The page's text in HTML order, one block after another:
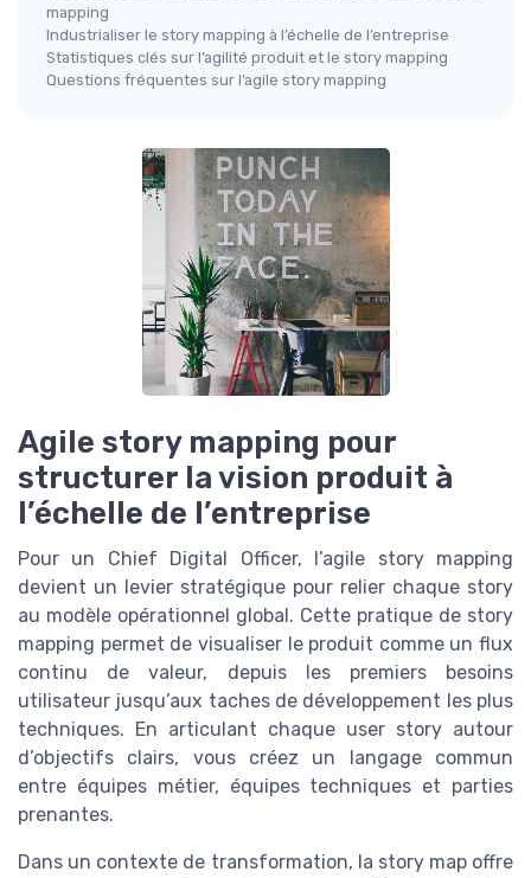
mapping
Industrialiser le story mapping à l’échelle de l’entreprise
Statistiques clés sur l’agilité produit et le story mapping
Questions fréquentes sur l’agile story mapping
Agile story mapping pour
structurer la vision produit à
l’échelle de l’entreprise
Pour un Chief Digital Officer, l’agile story mapping
devient un levier stratégique pour relier chaque story
au modèle opérationnel global. Cette pratique de story
mapping permet de visualiser le produit comme un flux
continu de valeur, depuis les premiers besoins
utilisateur jusqu’aux taches de développement les plus
techniques. En articulant chaque user story autour
d’objectifs clairs, vous créez un langage commun
entre équipes métier, équipes techniques et parties
prenantes.
Dans un contexte de transformation, la story map offre